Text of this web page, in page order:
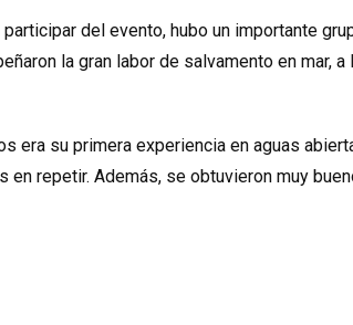
del evento, hubo un importante
la gran labor de salvamento en mar, a
era su primera experiencia en aguas
repetir. Además, se obtuvieron muy